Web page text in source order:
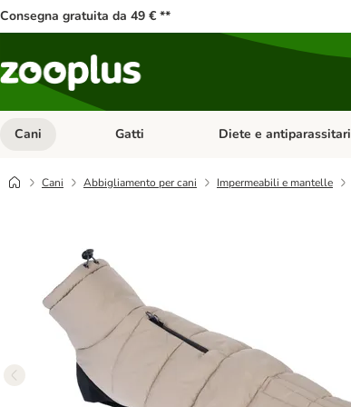
Consegna gratuita da 49 € **
Cani Apri Menu Categoria: Cani
Gatti Apri Menu Categoria: Gatti
Diete e antiparassitari
Cani Abbigliamento per cani Impermeabili e mantelle